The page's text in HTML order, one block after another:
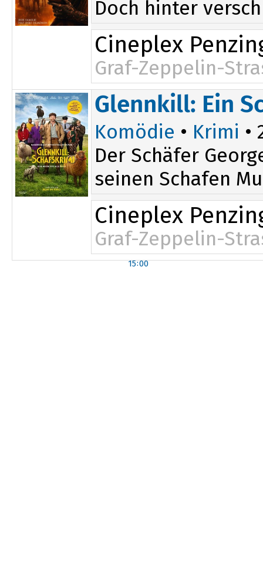
Doch hinter
Cineplex
Graf-Zeppelin-
Glennkill: Ein
Komödie • Krimi •
Der Schäfer
seinen Schafen
Cineplex
Graf-Zeppelin-
15:00